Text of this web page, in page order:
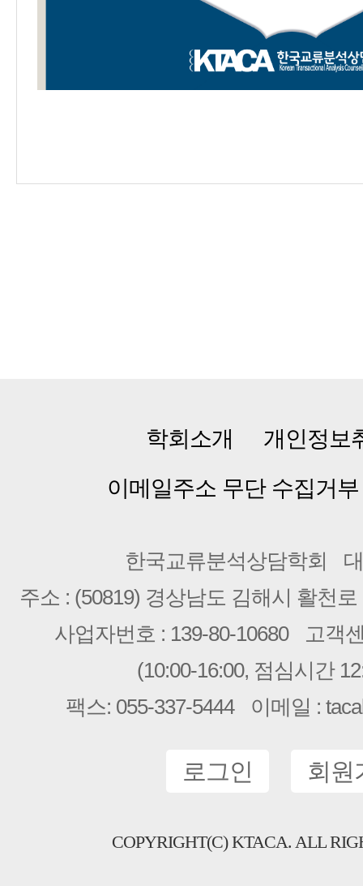
학회소개
개인정보
이메일주소 무단 수집거부
한국교류분석상담학회
주소 : (50819) 경상남도 김해시 활천
사업자번호 : 139-80-10680
고객
(10:00-16:00, 점심시간
팩스: 055-337-5444
이메일 :
로그인 회원
COPYRIGHT(C) KTACA. ALL